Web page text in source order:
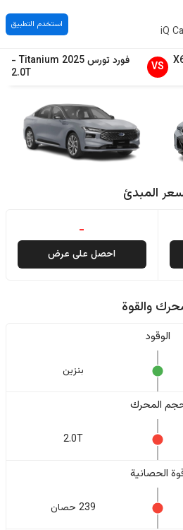
استخدم التطبيق
VS فوردتورس2025
Titanium
-
2.0T
المبدئ
-
احصل على عرض
والقوة
الوقود
بنزين
المحرك
2.0T
الحصانية
239 حصان